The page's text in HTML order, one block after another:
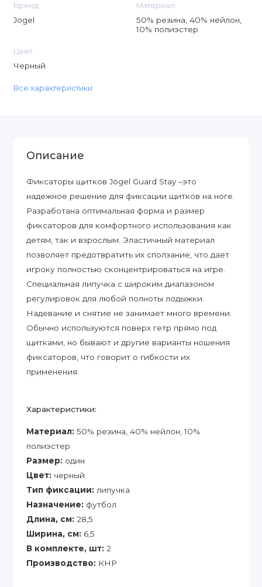
Бренд
Jogel
Материал
50% резина, 40% нейлон,
10% полиэстер
Цвет
Черный
Все характеристики
Описание
Фиксаторы щитков Jögel Guard Stay –это
надежное решение для фиксации щитков на ноге.
Разработана оптимальная форма и размер
фиксаторов для комфортного использования как
детям, так и взрослым. Эластичный материал
позволяет предотвратить их сползание, что дает
игроку полностью сконцентрироваться на игре.
Специальная липучка с широким диапазоном
регулировок для любой полноты лодыжки.
Надевание и снятие не занимает много времени.
Обычно используются поверх гетр прямо под
щитками, но бывают и другие варианты ношения
фиксаторов, что говорит о гибкости их
применения.
Характеристики:
Материал: 50% резина, 40% нейлон, 10%
полиэстер
Размер: один
Цвет: черный
Тип фиксации: липучка
Назначение: футбол
Длина, см: 28,5
Ширина, см: 6,5
В комплекте, шт: 2
Производство: КНР